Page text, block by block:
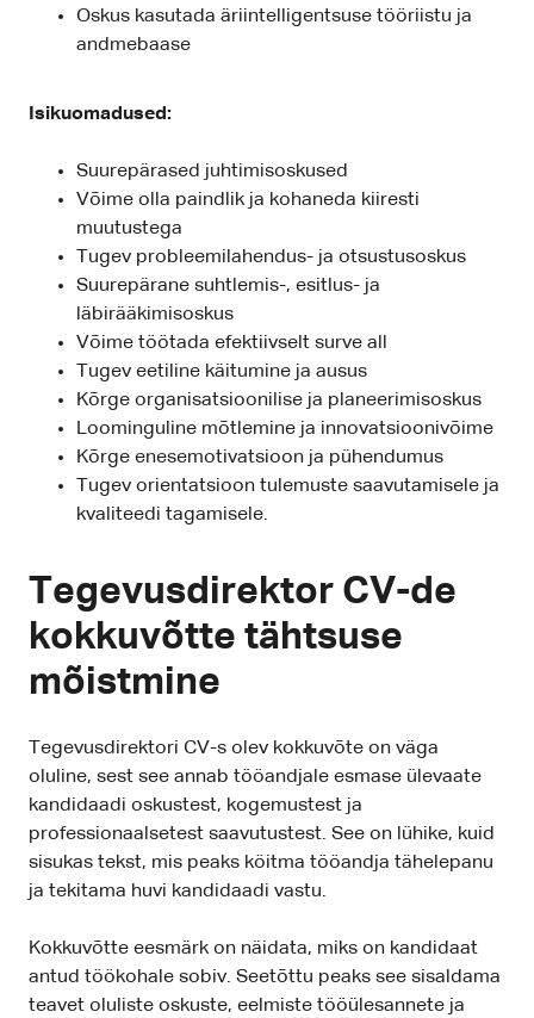
Oskus kasutada äriintelligentsuse tööriistu ja
andmebaase
Isikuomadused:
Suurepärased juhtimisoskused
Võime olla paindlik ja kohaneda kiiresti
muutustega
Tugev probleemilahendus- ja otsustusoskus
Suurepärane suhtlemis-, esitlus- ja
läbirääkimisoskus
Võime töötada efektiivselt surve all
Tugev eetiline käitumine ja ausus
Kõrge organisatsioonilise ja planeerimisoskus
Loominguline mõtlemine ja innovatsioonivõime
Kõrge enesemotivatsioon ja pühendumus
Tugev orientatsioon tulemuste saavutamisele ja
kvaliteedi tagamisele.
Tegevusdirektor CV-de
kokkuvõtte tähtsuse
mõistmine
Tegevusdirektori CV-s olev kokkuvõte on väga
oluline, sest see annab tööandjale esmase ülevaate
kandidaadi oskustest, kogemustest ja
professionaalsetest saavutustest. See on lühike, kuid
sisukas tekst, mis peaks köitma tööandja tähelepanu
ja tekitama huvi kandidaadi vastu.
Kokkuvõtte eesmärk on näidata, miks on kandidaat
antud töökohale sobiv. Seetõttu peaks see sisaldama
teavet oluliste oskuste, eelmiste tööülesannete ja